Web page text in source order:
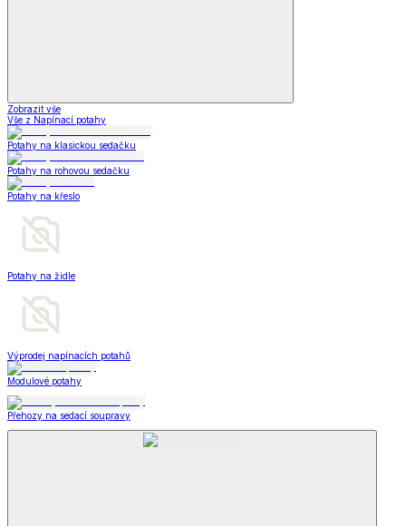
Zobrazit vše
Vše z Napínací potahy
Potahy na klasickou sedačku
Potahy na rohovou sedačku
Potahy na křeslo
Potahy na židle
Výprodej napínacích potahů
Modulové potahy
Přehozy na sedací soupravy